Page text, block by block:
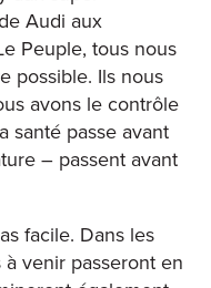
Audi aux
Peuple, tous nous
possible. Ils nous
avons le contrôle
santé passe avant
– passent avant
facile. Dans les
venir passeront en